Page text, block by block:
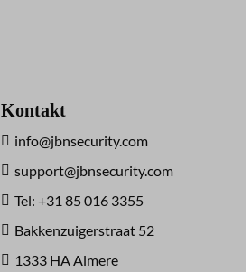
Kontakt
info@jbnsecurity.com
support@jbnsecurity.com
Tel: +31 85 016 3355
Bakkenzuigerstraat 52
1333 HA Almere